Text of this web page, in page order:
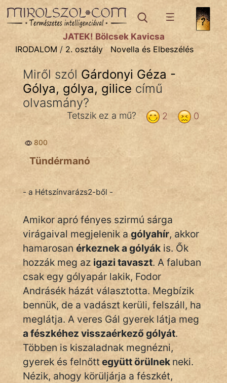
IRODALOMtémák:
Dráma
Költemény
Eposz
Komédia
Kötelező
Legenda
Mese
Monda
Novella
És
Elbeszélés
Regény
Tanmese
Vers
JÁTÉK! Bölcsek Kavicsa
IRODALOM / 2. osztály Novella és Elbeszélés
Miről szól Gárdonyi Géza -
Gólya, gólya, gilice című
olvasmány?
0
2
Tetszik ez a mű?
800
Tündérmanó
- a Hétszínvarázs2-ből -
Amikor apró fényes szirmú sárga
virágaival megjelenik agólyahír, akkor
hamarosan érkeznek a gólyák is. Ők
hozzák meg az igazi tavaszt. A faluban
csak egy gólyapár lakik, Fodor
Andrásék házát választotta. Megbízik
bennük, de a vadászt kerüli, felszáll, ha
meglátja. A veres Gál gyerek látja meg
a fészkéhez visszaérkező gólyát.
Többen is kiszaladnak megnézni,
gyerek és felnőttegyütt örülnek neki.
Nézik, ahogy körüljárja a fészkét,